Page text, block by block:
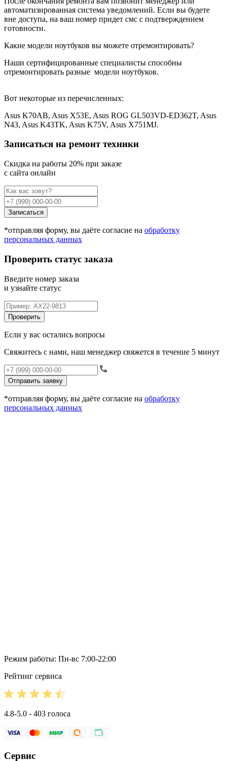
автоматизированная система уведомлений. Если вы будете
вне доступа, на ваш номер придет смс с подтверждением
готовности.
Какие модели ноутбуков вы можете отремонтировать?
Наши сертифицированные специалисты способны
отремонтировать разные модели ноутбуков.
Вот некоторые из перечисленных:
Asus K70AB, Asus X53E, Asus ROG GL503VD-ED362T, Asus
N43, Asus K43TK, Asus K75V, Asus X751MJ.
Записаться на ремонт техники
Cкидка на работы 20% при заказе
с сайта онлайн
Записаться
*отправляя форму, вы даёте согласие на обработку
персональных данных
Проверить статус заказа
Введите номер заказа
и узнайте статус
Проверить
Если у вас остались вопросы
Свяжитесь с нами, наш менеджер свяжется в течение 5 минут
Отправить заявку
*отправляя форму, вы даёте согласие на обработку
персональных данных
Режим работы: Пн-вс 7:00-22:00
Рейтинг сервиса
4.8-5.0 - 403 голоса
Сервис